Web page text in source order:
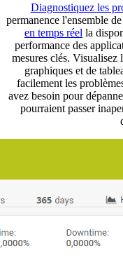
Diagnostiquez les
permanence l'ensemble
en temps réel la
performance des
mesures clés. Visualisez
graphiques et de
facilement les
avez besoin pour
pourraient passer